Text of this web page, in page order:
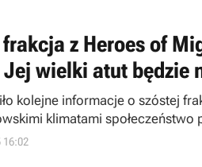
z Heroes of
wielki atut będzie
kolejne informacje o szóstej
klimatami społeczeństwo
16:02